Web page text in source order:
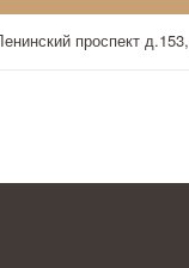
проспект д.153,